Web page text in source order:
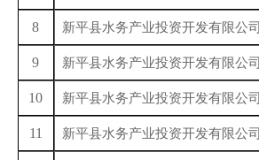
8 新平县水务产业投资开发有限公司
9 新平县水务产业投资开发有限公司
10 新平县水务产业投资开发有限公司
11 新平县水务产业投资开发有限公司